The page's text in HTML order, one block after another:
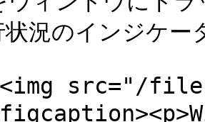
況のインジケー
src="/files/